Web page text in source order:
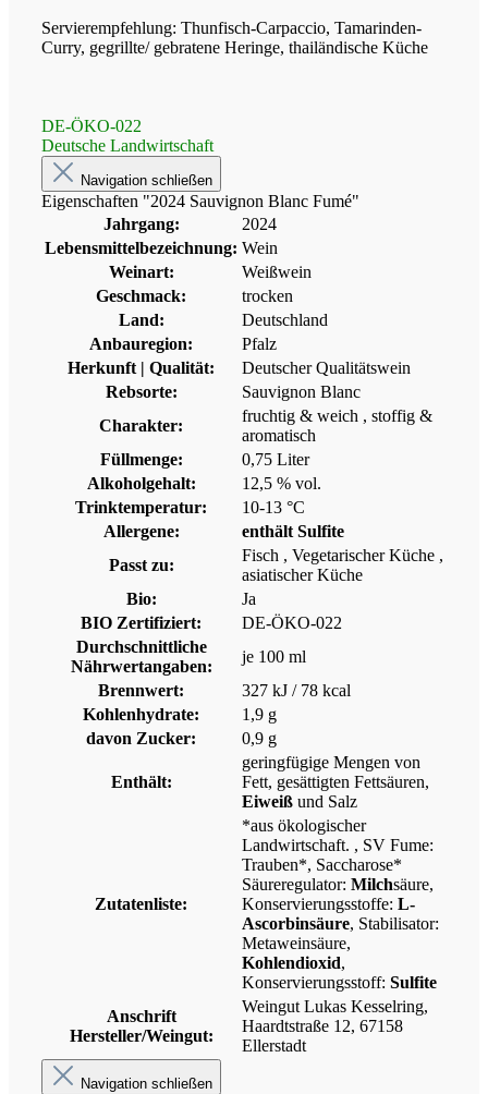
Servierempfehlung: Thunfisch-Carpaccio, Tamarinden-
Curry, gegrillte/ gebratene Heringe, thailändische Küche
DE-ÖKO-022
Deutsche Landwirtschaft
Navigation schließen
Eigenschaften "2024 Sauvignon Blanc Fumé"
Jahrgang:
2024
Lebensmittelbezeichnung: Wein
Weinart:
Weißwein
Geschmack:
trocken
Land:
Deutschland
Anbauregion:
Pfalz
Herkunft | Qualität:
Deutscher Qualitätswein
Rebsorte:
Sauvignon Blanc
Charakter:
fruchtig & weich , stoffig &
aromatisch
Füllmenge:
0,75 Liter
Alkoholgehalt:
12,5 % vol.
Trinktemperatur:
10-13 °C
Allergene:
enthält Sulfite
Passt zu:
Fisch , Vegetarischer Küche ,
asiatischer Küche
Bio:
Ja
BIO Zertifiziert:
DE-ÖKO-022
Durchschnittliche
Nährwertangaben:
je 100 ml
Brennwert:
327 kJ / 78 kcal
Kohlenhydrate:
1,9 g
davon Zucker:
0,9 g
Enthält:
geringfügige Mengen von
Fett, gesättigten Fettsäuren,
Eiweiß und Salz
Zutatenliste:
*aus ökologischer
Landwirtschaft. , SV Fume:
Trauben*, Saccharose*
Säureregulator: Milchsäure,
Konservierungsstoffe: L-
Ascorbinsäure, Stabilisator:
Metaweinsäure,
Kohlendioxid,
Konservierungsstoff: Sulfite
Anschrift
Hersteller/Weingut:
Weingut Lukas Kesselring,
Haardtstraße 12, 67158
Ellerstadt
Navigation schließen